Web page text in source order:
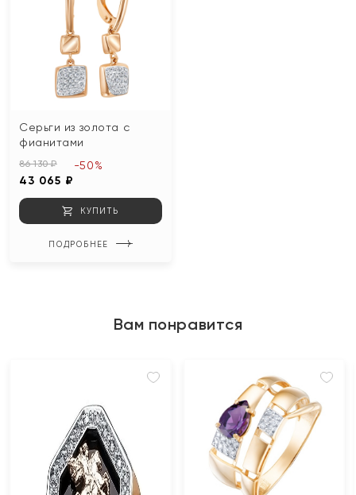
Серьги из золота с
фианитами
86 130 ₽
43 065 ₽
-50%
КУПИТЬ
ПОДРОБНЕЕ
Вам понравится